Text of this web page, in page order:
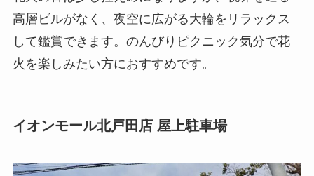
高層ビルがなく、夜空に広がる大輪をリラックス
して鑑賞できます。のんびりピクニック気分で花
火を楽しみたい方におすすめです。
イオンモール北戸田店 屋上駐車場